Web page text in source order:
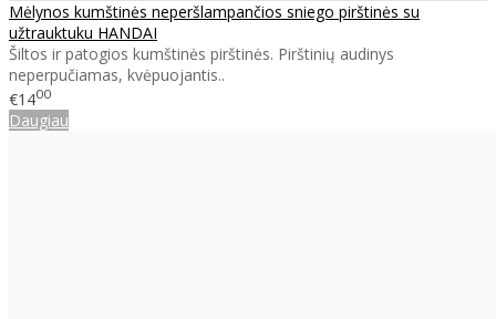
Mėlynos kumštinės neperšlampančios sniego pirštinės su
užtrauktuku HANDAI
Šiltos ir patogios kumštinės pirštinės. Pirštinių audinys
neperpučiamas, kvėpuojantis..
€1400
Daugiau